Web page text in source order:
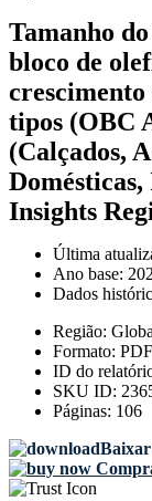
Tamanho
bloco de
tipos (OBC
(Calçados,
Insights
Última
Ano base:
Dados
Região:
Formato: PDF
ID do
SKU ID:
Páginas: 106